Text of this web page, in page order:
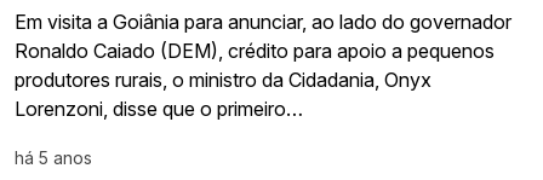
Em visita a Goiânia para anunciar, ao lado do governador
Ronaldo Caiado (DEM), crédito para apoio a pequenos
produtores rurais, o ministro da Cidadania, Onyx
Lorenzoni, disse que o primeiro…
há 5 anos